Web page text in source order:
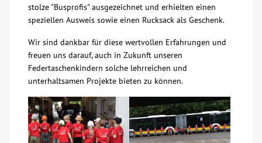
stolze "Busprofis" ausgezeichnet und erhielten einen
speziellen Ausweis sowie einen Rucksack als Geschenk.
Wir sind dankbar für diese wertvollen Erfahrungen und
freuen uns darauf, auch in Zukunft unseren
Federtaschenkindern solche lehrreichen und
unterhaltsamen Projekte bieten zu können.